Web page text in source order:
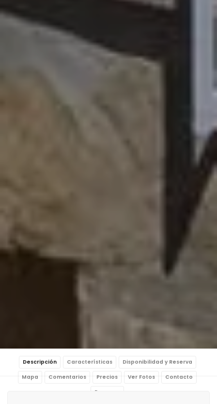
Descripción Características Disponibilidad y Reserva
Mapa Comentarios Precios Ver Fotos Contacto
Reservar